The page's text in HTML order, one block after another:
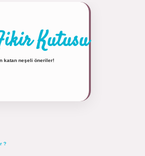
Kutusu
katan neşeli öneriler!
?